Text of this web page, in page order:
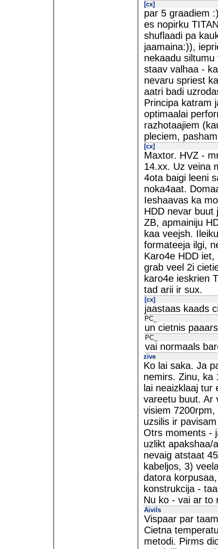
[cx]
par 5 graadiem
es nopirku
shuflaadi pa
jaamaina:)),
nekaadu
staav valhaa -
nevaru spriest
aatri badi
Principa katram
optimaalai
razhotaajiem
pleciem,
[cx]
Maxtor. HVZ -
14.xx. Uz veina
4ota baigi leeni
noka4aat.
Ieshaavas ka
HDD nevar buut
ZB, apmainiju
kaa veejsh.
formateeja ilgi,
Karo4e HDD
grab veel 2i
karo4e ieskrien
tad arii ir sux.
[cx]
jaastaas kaads
PC_
un cietnis
PC_
vai normaals
zive
Ko lai saka. Ja
nemirs. Zinu, ka
lai neaizklaaj tur
vareetu buut. Ar
visiem
uzsilis ir
Otrs moments -
uzlikt apakshaa/
nevaig atstaat
kabeljos, 3)
datora
konstrukcija -
Nu ko - vai ar to
Aivils
Vispaar par
Cietna
metodi. Pirms